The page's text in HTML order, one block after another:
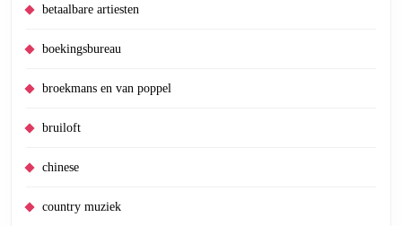
betaalbare artiesten
boekingsbureau
broekmans en van poppel
bruiloft
chinese
country muziek